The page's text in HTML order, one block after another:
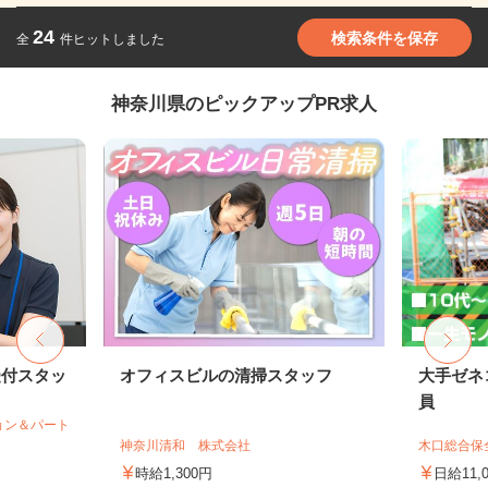
全 24 件ヒットしました 検索条件を保存
神奈川県のピックアップPR求人
スタッ
＆パート
オフィスビルの清掃スタッフ
神奈川清和 株式会社
時給1,300円
大手ゼ
員
木口総合保
日給